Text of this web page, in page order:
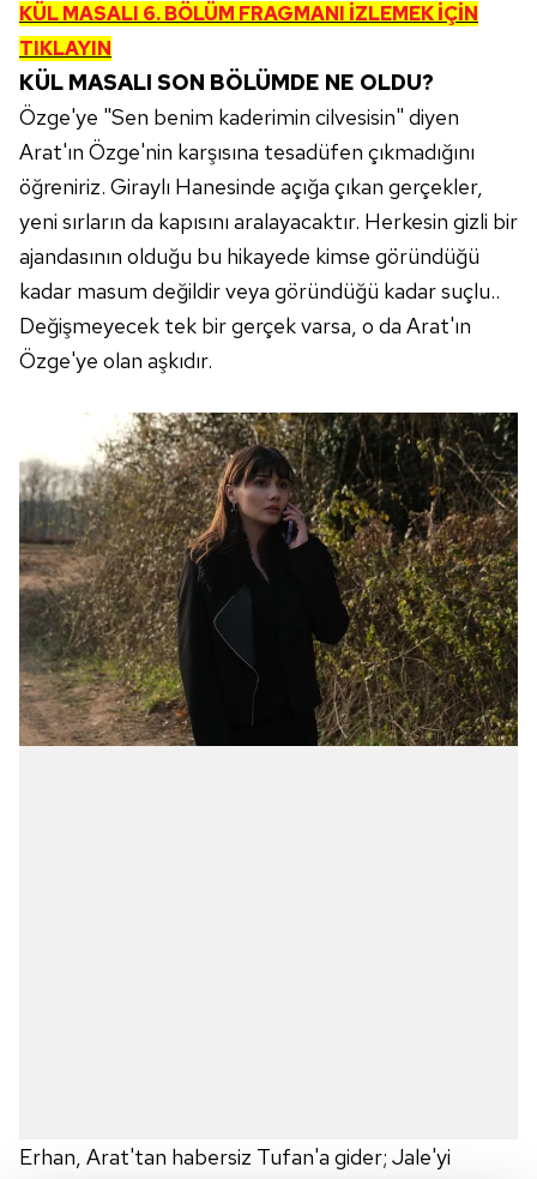
KÜL MASALI 6. BÖLÜM FRAGMANI İZLEMEK İÇİN
TIKLAYIN
KÜL MASALI SON BÖLÜMDE NE OLDU?
Özge'ye "Sen benim kaderimin cilvesisin" diyen
Arat'ın Özge'nin karşısına tesadüfen çıkmadığını
öğreniriz. Giraylı Hanesinde açığa çıkan gerçekler,
yeni sırların da kapısını aralayacaktır. Herkesin gizli bir
ajandasının olduğu bu hikayede kimse göründüğü
kadar masum değildir veya göründüğü kadar suçlu..
Değişmeyecek tek bir gerçek varsa, o da Arat'ın
Özge'ye olan aşkıdır.
Erhan, Arat'tan habersiz Tufan'a gider; Jale'yi